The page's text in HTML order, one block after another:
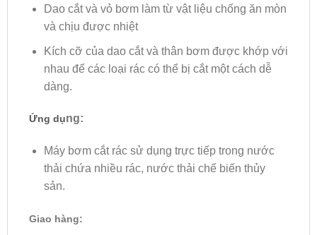
Dao cắt và vỏ bơm làm từ vật liệu chống ăn mòn
và chịu được nhiệt
Kích cỡ của dao cắt và thân bơm được khớp với
nhau để các loại rác có thể bị cắt một cách dễ
dàng.
Ứng dụng:
Máy bơm cắt rác sử dụng trực tiếp trong nước
thải chứa nhiều rác, nước thải chế biến thủy
sản.
Giao hàng: